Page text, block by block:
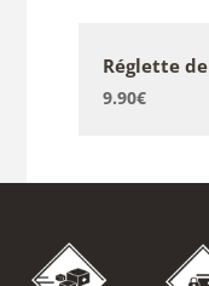
Réglette
9.90€